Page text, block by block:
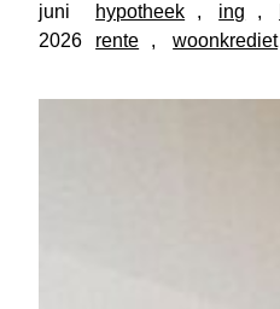
juni
2026
hypotheek
, ing ,
rente
, woonkrediet